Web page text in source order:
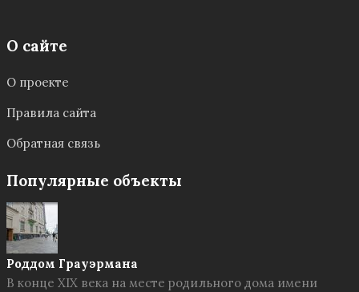
О сайте
О проекте
Правила сайта
Обратная связь
Популярные объекты
Роддом Грауэрмана
В конце XIX века на месте родильного дома имени